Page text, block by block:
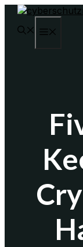
Zum
springen